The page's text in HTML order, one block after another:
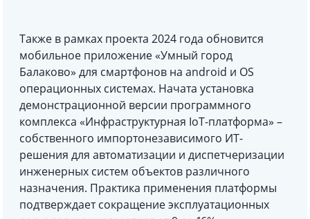
Также в рамках проекта 2024 года обновится
мобильное приложение «Умный город
Балаково» для смартфонов на android и OS
операционных системах. Начата установка
демонстрационной версии программного
комплекса «Инфраструктурная IoT-платформа» –
собственного импортонезависимого ИТ-
решения для автоматизации и диспетчеризации
инженерных систем объектов различного
назначения. Практика применения платформы
подтверждает сокращение эксплуатационных